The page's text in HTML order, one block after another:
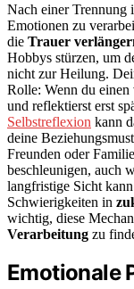
Nach einer Trennung
Emotionen zu
die Trauer
Hobbys stürzen, um
nicht zur Heilung.
Rolle: Wenn du
und reflektierst erst
Selbstreflexion kann
deine
Freunden oder
beschleunigen, auch
langfristige Sicht
Schwierigkeiten in
wichtig, diese
Verarbeitung zu
Emotionale